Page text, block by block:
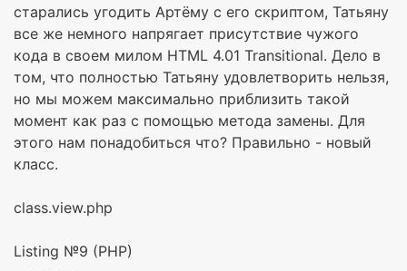
старались угодить Артёму с его скриптом, Татьяну
все же немного напрягает присутствие чужого
кода в своем милом HTML 4.01 Transitional. Дело в
том, что полностью Татьяну удовлетворить нельзя,
но мы можем максимально приблизить такой
момент как раз с помощью метода замены. Для
этого нам понадобиться что? Правильно - новый
класс.
class.view.php
Listing №9 (PHP)